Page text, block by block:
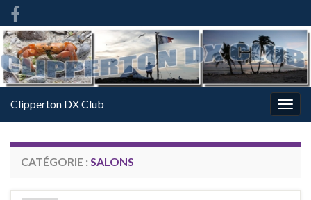
Clipperton DX Club
CATÉGORIE : SALONS